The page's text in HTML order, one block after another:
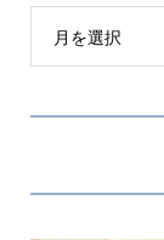
月を選択